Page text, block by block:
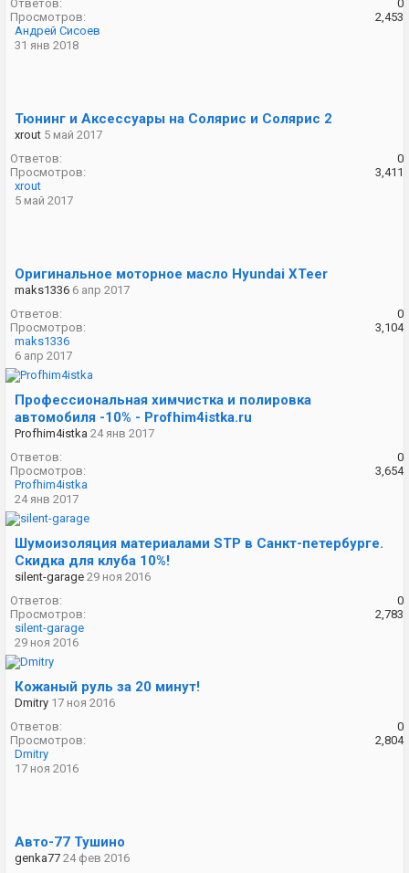
Ответов:
0
Просмотров:
2,453
Андрей Сисоев
31 янв 2018
Тюнинг и Аксессуары на Солярис и Солярис 2
xrout 5 май 2017
Ответов:
0
Просмотров:
3,411
xrout
5 май 2017
Оригинальное моторное масло Hyundai XTeer
maks1336 6 апр 2017
Ответов:
0
Просмотров:
3,104
maks1336
6 апр 2017
Профессиональная химчистка и полировка
автомобиля -10% - Profhim4istka.ru
Profhim4istka 24 янв 2017
Ответов:
0
Просмотров:
3,654
Profhim4istka
24 янв 2017
Шумоизоляция материалами STP в Санкт-петербурге.
Скидка для клуба 10%!
silent-garage 29 ноя 2016
Ответов:
0
Просмотров:
2,783
silent-garage
29 ноя 2016
Кожаный руль за 20 минут!
Dmitry 17 ноя 2016
Ответов:
0
Просмотров:
2,804
Dmitry
17 ноя 2016
Авто-77 Тушино
genka77 24 фев 2016